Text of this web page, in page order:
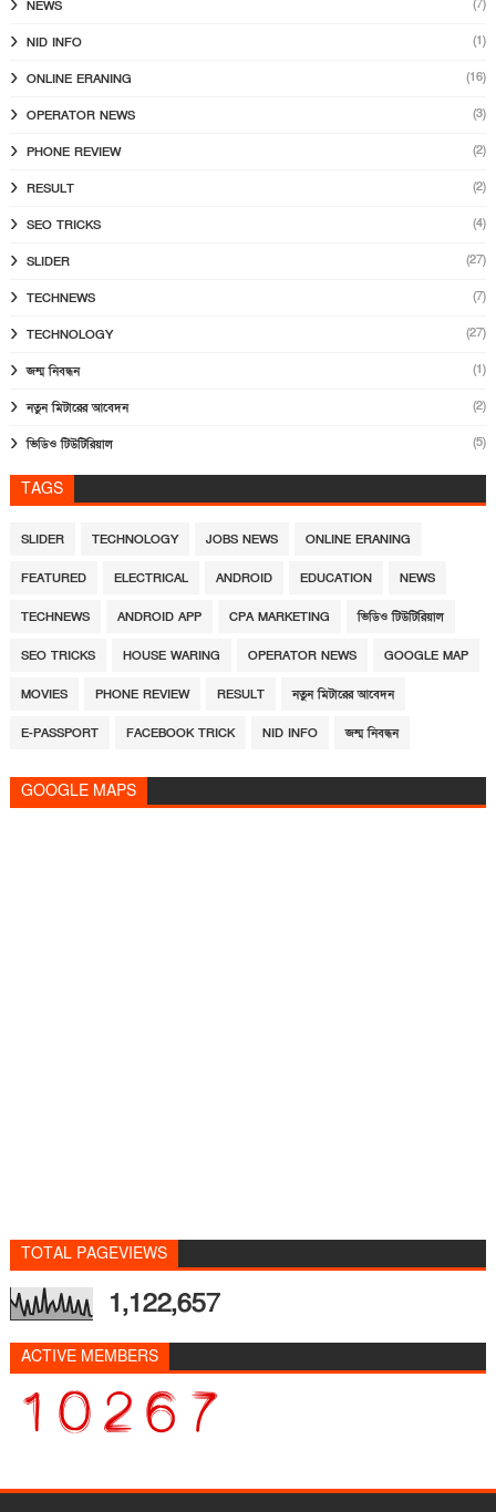
NEWS (7)
NID INFO (1)
ONLINE ERANING (16)
OPERATOR NEWS (3)
PHONE REVIEW (2)
RESULT (2)
SEO TRICKS (4)
SLIDER (27)
TECHNEWS (7)
TECHNOLOGY (27)
জন্ম নিবন্ধন (1)
নতুন মিটারের আবেদন (2)
ভিডিও টিউটিরিয়াল (5)
TAGS
SLIDER TECHNOLOGY JOBS NEWS ONLINE ERANING
FEATURED ELECTRICAL ANDROID EDUCATION NEWS
TECHNEWS ANDROID APP CPA MARKETING ভিডিও টিউটিরিয়াল
SEO TRICKS HOUSE WARING OPERATOR NEWS GOOGLE MAP
MOVIES PHONE REVIEW RESULT নতুন মিটারের আবেদন
E-PASSPORT FACEBOOK TRICK NID INFO জন্ম নিবন্ধন
GOOGLE MAPS
TOTAL PAGEVIEWS
1,122,657
ACTIVE MEMBERS